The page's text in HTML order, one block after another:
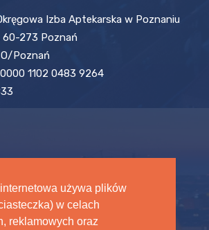
używa plików
w celach
reklamowych oraz
Izba Aptekarska w Poznaniu
60-273 Poznań
O/Poznań
1102 0483 9264
,sekretariat@woia.pl